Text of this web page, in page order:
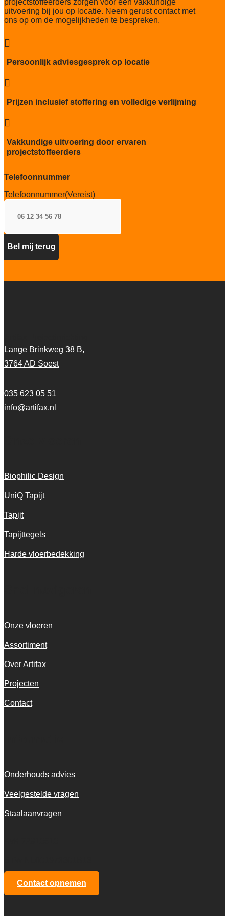
Thermische weerstand
0,068m2 K/W
Brandwerend
Bfl-S1
Project gebruik
zwaar
uitvoering bij jou op locatie. Neem gerust contact met
ons op om de mogelijkheden te bespreken.

Persoonlijk adviesgesprek op locatie

Prijzen inclusief stoffering en volledige verlijming

Vakkundige uitvoering door ervaren
projectstoffeerders
Telefoonnummer
Telefoonnummer(Vereist)
Lange Brinkweg 38 B,
3764 AD Soest
035 623 05 51
info@artifax.nl
Biophilic Design
UniQ Tapijt
Tapijt
Tapijttegels
Harde vloerbedekking
Onze vloeren
Assortiment
Over Artifax
Projecten
Contact
Onderhouds advies
Veelgestelde vragen
Staalaanvragen
Contact opnemen